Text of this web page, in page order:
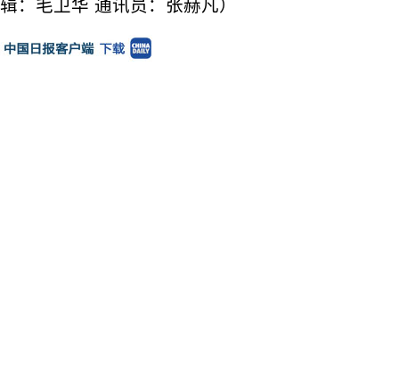
辑：毛卫华 通讯员：张赫凡）